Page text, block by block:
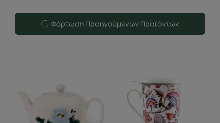
Φόρτωση Προηγούμενων Προϊόντων